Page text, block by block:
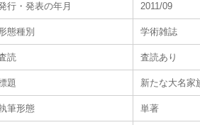
行・発表の年月 2011/09
態種別 学術雑誌
読 査読あり
題 新たな大名家
筆形態 単著